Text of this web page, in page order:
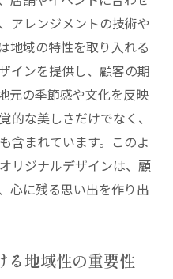
アレンジメントの技術や
地域の特性を取り入れる
インを提供し、顧客の期
元の季節感や文化を反映
的な美しさだけでなく、
含まれています。このよ
リジナルデザインは、顧
心に残る思い出を作り出
る地域性の重要性